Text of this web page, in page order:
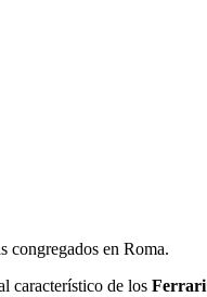
congregados en Roma.
característico de los Ferrari